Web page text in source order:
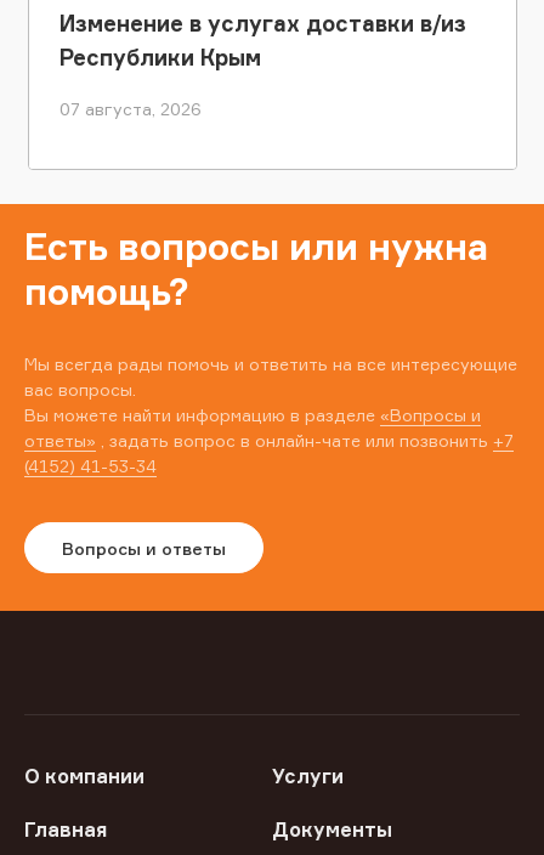
Изменение в услугах доставки в/из
Республики Крым
07 августа, 2026
Есть вопросы или нужна
помощь?
Мы всегда рады помочь и ответить на все интересующие
вас вопросы.
Вы можете найти информацию в разделе «Вопросы и
ответы» , задать вопрос в онлайн-чате или позвонить +7
(4152) 41-53-34
Вопросы и ответы
О компании Услуги
Главная Документы